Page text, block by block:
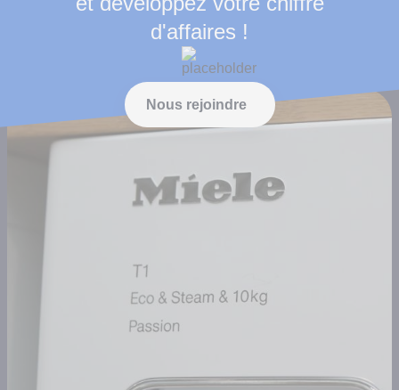
d'affaires !
Nous rejoindre